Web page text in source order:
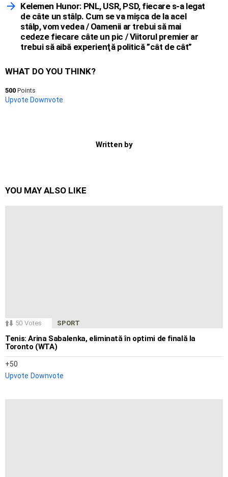
Kelemen Hunor: PNL, USR, PSD, fiecare s-a legat
de câte un stâlp. Cum se va mişca de la acel
stâlp, vom vedea / Oamenii ar trebui să mai
cedeze fiecare câte un pic / Viitorul premier ar
trebui să aibă experienţă politică ”cât de cât”
WHAT DO YOU THINK?
500 Points
Upvote Downvote
Written by
YOU MAY ALSO LIKE
50 Votes SPORT
Tenis: Arina Sabalenka, eliminată în optimi de finală la
Toronto (WTA)
50
Upvote Downvote